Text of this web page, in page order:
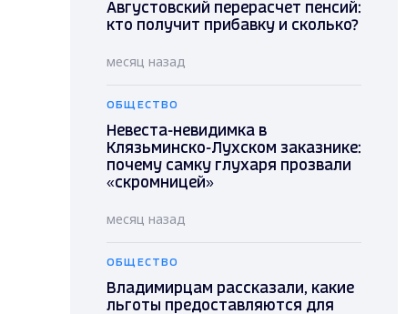
Августовский перерасчет пенсий:
кто получит прибавку и сколько?
месяц назад
ОБЩЕСТВО
Невеста-невидимка в
Клязьминско-Лухском заказнике:
почему самку глухаря прозвали
«скромницей»
месяц назад
ОБЩЕСТВО
Владимирцам рассказали, какие
льготы предоставляются для